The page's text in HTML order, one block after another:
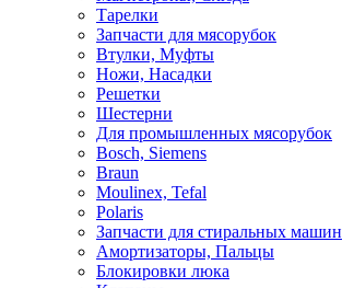
Тарелки
Запчасти для мясорубок
Втулки, Муфты
Ножи, Насадки
Решетки
Шестерни
Для промышленных мясорубок
Bosch, Siemens
Braun
Moulinex, Tefal
Polaris
Запчасти для стиральных машин
Амортизаторы, Пальцы
Блокировки люка